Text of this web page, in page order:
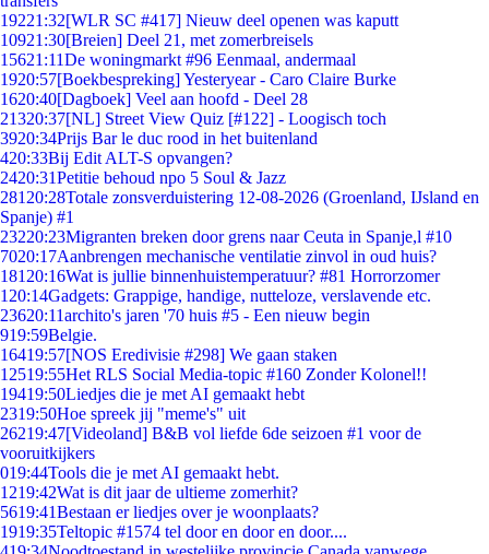
19221:32[WLR SC #417] Nieuw deel openen was kaputt
10921:30[Breien] Deel 21, met zomerbreisels
15621:11De woningmarkt #96 Eenmaal, andermaal
1920:57[Boekbespreking] Yesteryear - Caro Claire Burke
1620:40[Dagboek] Veel aan hoofd - Deel 28
21320:37[NL] Street View Quiz [#122] - Loogisch toch
3920:34Prijs Bar le duc rood in het buitenland
420:33Bij Edit ALT-S opvangen?
2420:31Petitie behoud npo 5 Soul & Jazz
281 20:28Totale zonsverduistering 12-08-2026 (Groenland, IJsland en
Spanje) #1
23220:23Migranten breken door grens naar Ceuta in Spanje,l #10
7020:17Aanbrengen mechanische ventilatie zinvol in oud huis?
181 20:16Wat is jullie binnenhuistemperatuur? #81 Horrorzomer
1 20:14Gadgets: Grappige, handige, nutteloze, verslavende etc.
23620:11archito's jaren '70 huis #5 - Een nieuw begin
919:59Belgie.
16419:57[NOS Eredivisie #298] We gaan staken
12519:55Het RLS Social Media-topic #160 Zonder Kolonel!!
19419:50Liedjes die je met AI gemaakt hebt
2319:50Hoe spreek jij "meme's" uit
26219:47[Videoland] B&B vol liefde 6de seizoen #1 voor de
vooruitkijkers
019:44Tools die je met AI gemaakt hebt.
1219:42Wat is dit jaar de ultieme zomerhit?
5619:41Bestaan er liedjes over je woonplaats?
1919:35Teltopic #1574 tel door en door en door....